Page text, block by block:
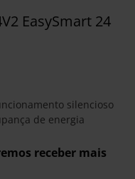
EasySmart 24
silencioso
de energia
receber mais